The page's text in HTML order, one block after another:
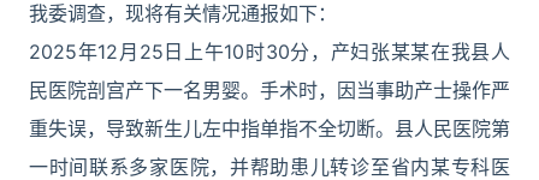
我委调查，现将有关情况通报如下：
2025年12月25日上午10时30分，产妇张某某在我县人
民医院剖宫产下一名男婴。手术时，因当事助产士操作严
重失误，导致新生儿左中指单指不全切断。县人民医院第
一时间联系多家医院，并帮助患儿转诊至省内某专科医